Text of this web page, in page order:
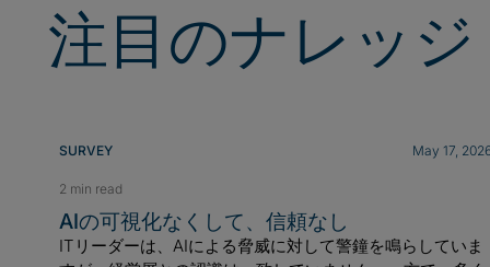
注目のナレッジ
SURVEY May 17,
2 min read
AIの可視化なくして、信頼なし
ITリーダーは、AIによる脅威に対して警鐘を鳴らしていま